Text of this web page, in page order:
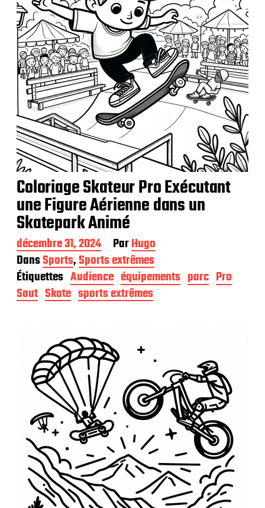
Coloriage Skateur Pro Exécutant
une Figure Aérienne dans un
Skatepark Animé
D
a
t
e
d
e
décembre 31, 2024 ParHugo
DansSports,Sports extrêmes
Étiquettes Audience équipements parc Pro
Saut Skate sports extrêmes